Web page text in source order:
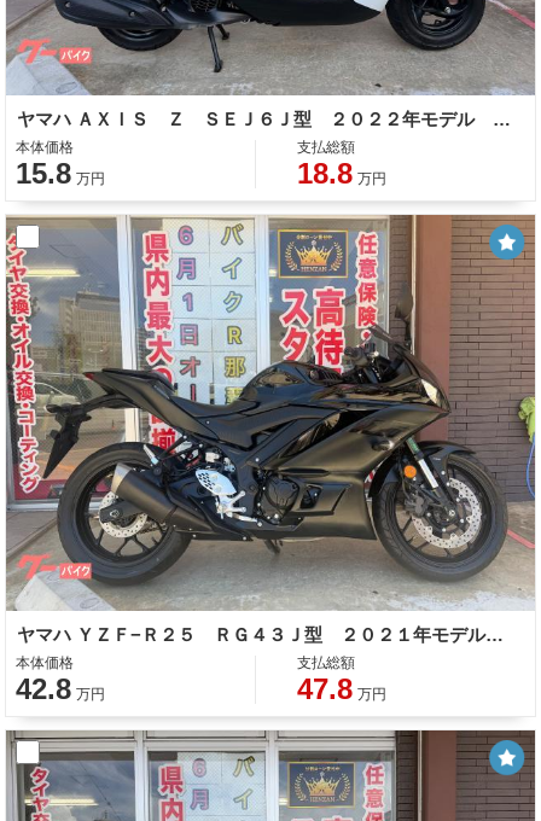
ヤマハ ＡＸＩＳ Ｚ ＳＥＪ６Ｊ型 ２０２２年モデル サイドスタンド センタースタンド ブルーイッシュホワイト
本体価格
15.8 万円
支払総額
18.8 万円
ヤマハ ＹＺＦ−Ｒ２５ ＲＧ４３Ｊ型 ２０２１年モデル ＡＢＳ ＬＥＤヘッドライト テールランプ ヘルメットホルダー
本体価格
42.8 万円
支払総額
47.8 万円